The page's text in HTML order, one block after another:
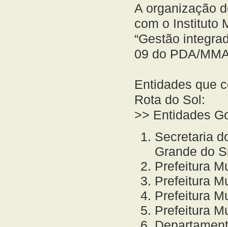
A organização
com o Instituto
“Gestão
09 do PDA/
Entidades que
Rota do Sol:
>> Entidades
Secretaria
Grande do
Prefeitura
Prefeitura
Prefeitura
Prefeitura